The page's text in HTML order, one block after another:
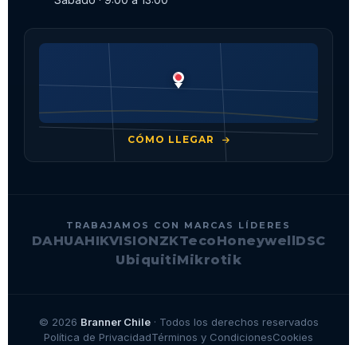
CÓMO LLEGAR
TRABAJAMOS CON MARCAS LÍDERES
DAHUAHIKVISIONZKTecoHoneywell DSC
UbiquitiMikrotik
© 2026 Branner Chile· Todos los derechos reservados
Política de PrivacidadTérminos y CondicionesCookies